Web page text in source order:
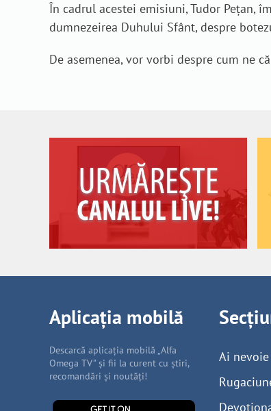
În cadrul acestei emisiuni, Tudor Pețan,
dumnezeirea Duhului Sfânt, despre
De asemenea, vor vorbi despre cum ne
Aplicația mobilă
Descarcă aplicația mobilă „Alfa
Omega TV” și fii la curent cu știri,
recomandări și noutăți!
Ai